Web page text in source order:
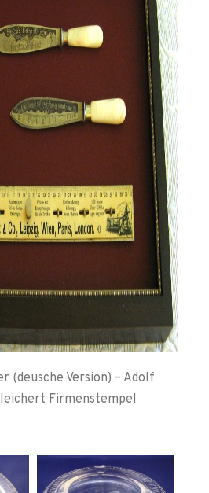
(deusche Version) – Adolf
Firmenstempel